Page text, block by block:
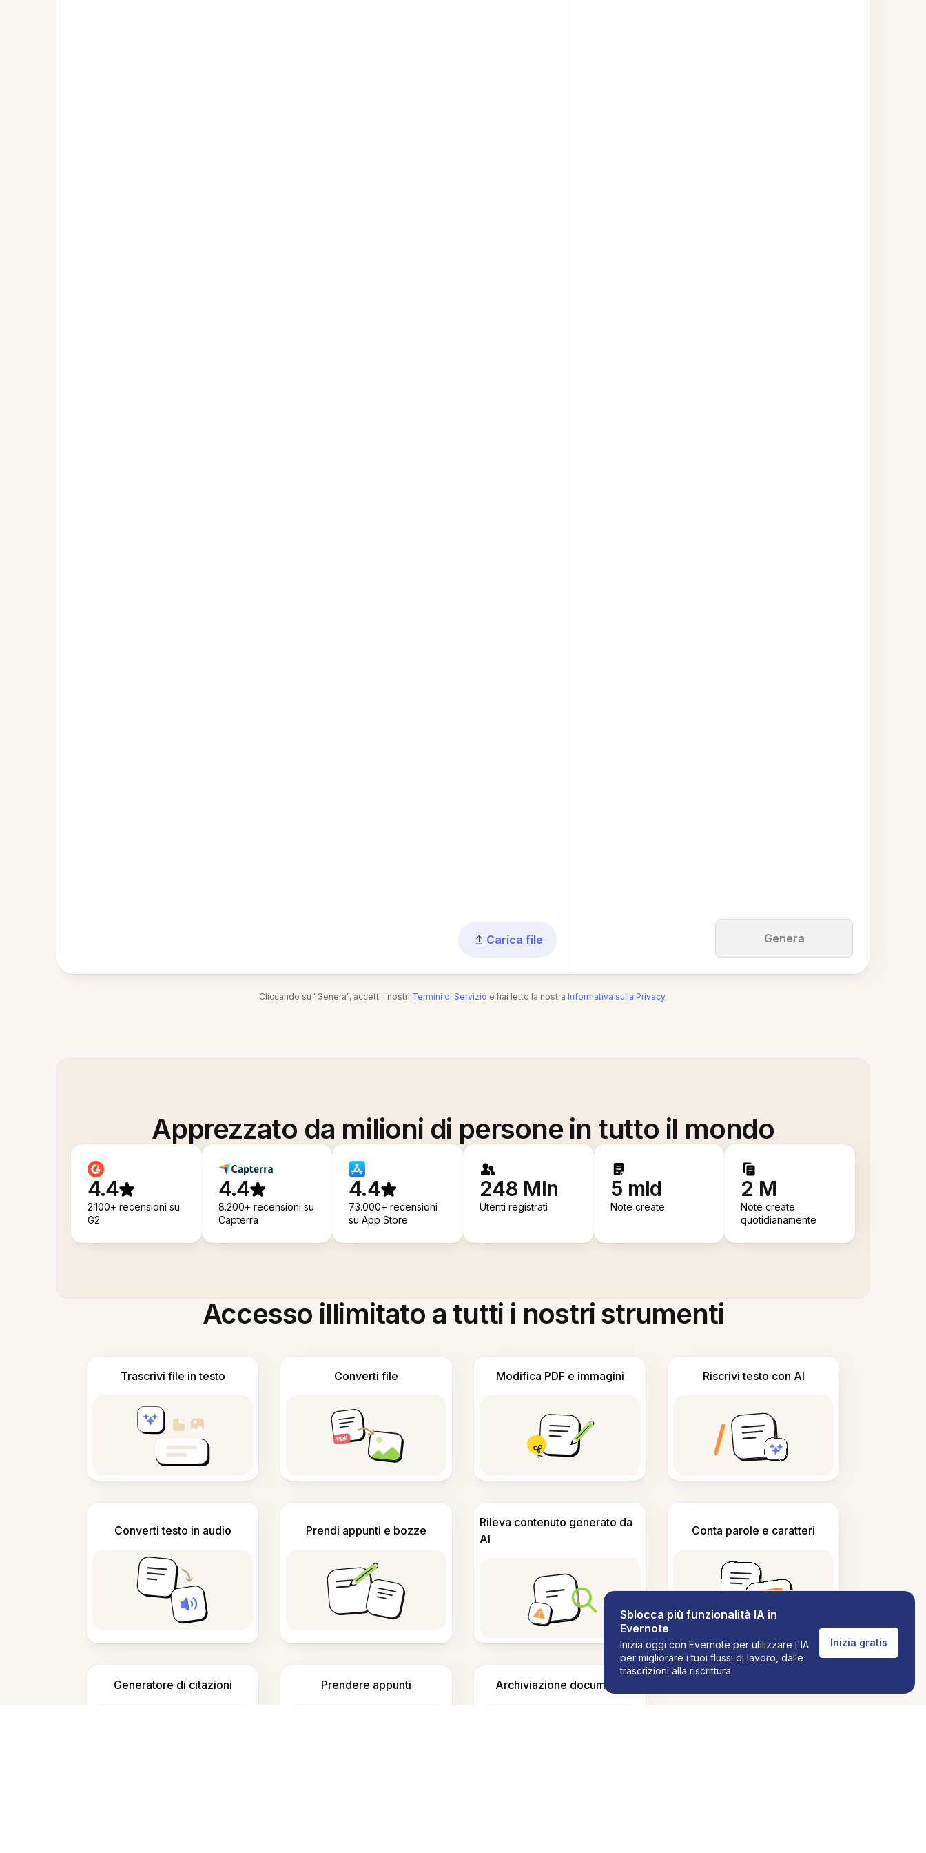
Carica file Genera
Cliccando su "Genera", accetti i nostri Termini di Servizio e hai letto la nostra Informativa sulla Privacy.
Apprezzato da milioni di persone in tutto il mondo
4.4
2.100+ recensioni su
G2
4.4
8.200+ recensioni su
Capterra
4.4
73.000+ recensioni
su App Store
248 Mln
Utenti registrati
5 mld
Note create
2 M
Note create
quotidianamente
Accesso illimitato a tutti i nostri strumenti
Trascrivi file in testo Converti file Modifica PDF e immagini Riscrivi testo con AI
Converti testo in audio Prendi appunti e bozze
Rileva contenuto generato da
AI
Conta parole e caratteri
Generatore di citazioni Prendere appunti Archiviazione documenti
Sblocca più funzionalità IA in
Evernote
Inizia oggi con Evernote per utilizzare l'IA
per migliorare i tuoi flussi di lavoro, dalle
trascrizioni alla riscrittura.
Inizia gratis